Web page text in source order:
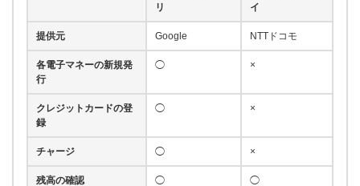
リ
イ
提供元 Google NTTドコモ
各電子マネーの新規発
行
◯ ×
クレジットカードの登
録
◯ ×
チャージ ◯ ×
残高の確認 ◯ ◯